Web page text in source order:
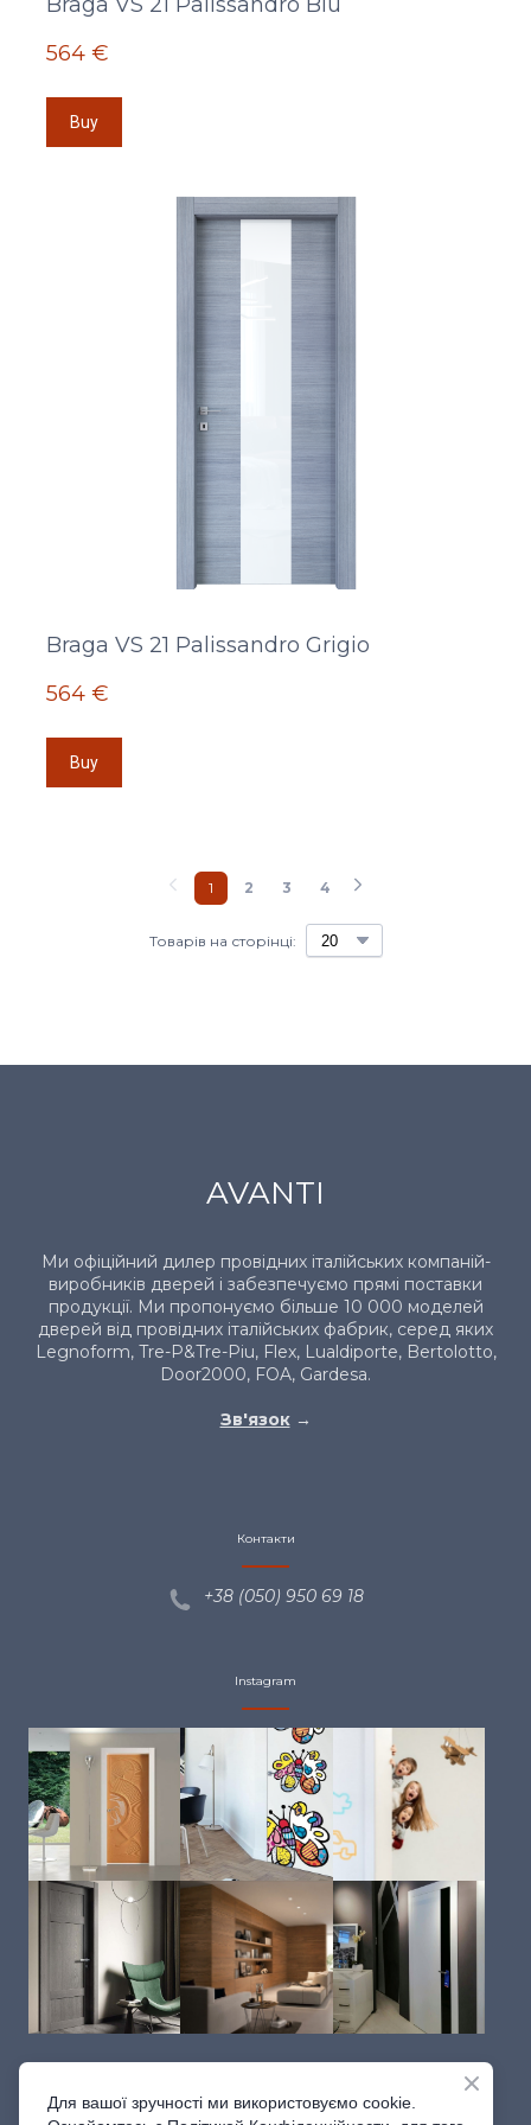
564 €
Buy
Braga VS 21 Palissandro Grigio
564 €
Buy
Товарів на сторінці:
1 2 3 4
AVANTI
Ми офіційний дилер провідних італійських компаній-
виробників дверей і забезпечуємо прямі поставки
продукції. Ми пропонуємо більше 10 000 моделей
дверей від провідних італійських фабрик, серед яких
Legnoform, Tre-P&Tre-Piu, Flex, Lualdiporte, Bertolotto,
Door2000, FOA, Gardesa.
Зв'язок →
Контакти
+38 (050) 950 69 18
Instagram
Для вашої зручності ми використовуємо cookie.